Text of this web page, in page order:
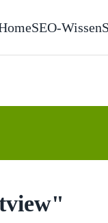
SEO-Wissen